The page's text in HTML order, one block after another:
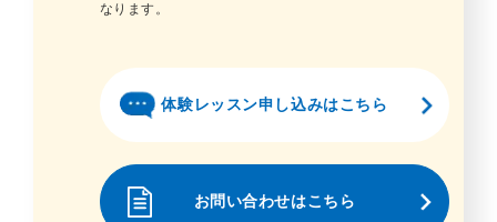
なります。
体験レッスン申し込みはこちら
お問い合わせはこちら